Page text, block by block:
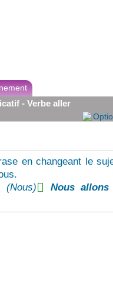
- Verbe aller
en changeant le
Nous allons